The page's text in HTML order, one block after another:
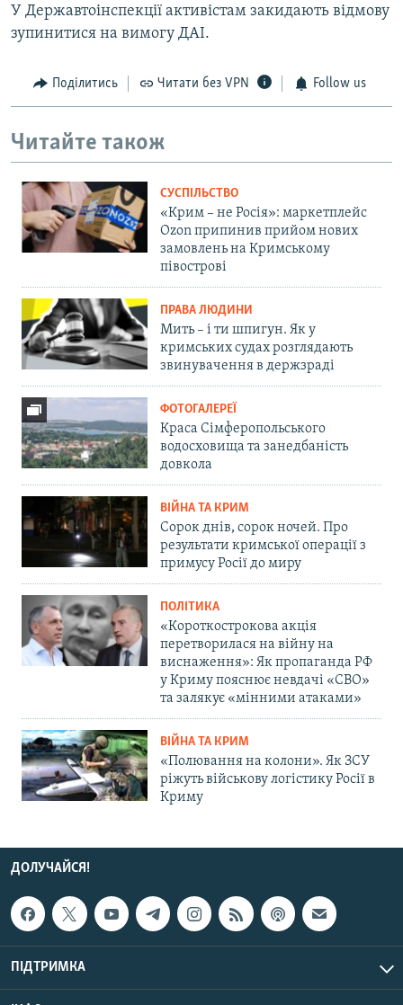
У Державтоінспекції активістам закидають відмову
зупинитися на вимогу ДАІ.
Поділитись Читати без VPN Follow us
Читайте також
СУСПІЛЬСТВО
«Крим – не Росія»: маркетплейс
Ozon припинив прийом нових
замовлень на Кримському
півострові
ПРАВА ЛЮДИНИ
Мить – і ти шпигун. Як у
кримських судах розглядають
звинувачення в держзраді
ФОТОГАЛЕРЕЇ
Краса Сімферопольського
водосховища та занедбаність
довкола
ВІЙНА ТА КРИМ
Сорок днів, сорок ночей. Про
результати кримської операції з
примусу Росії до миру
ПОЛІТИКА
«Короткострокова акція
перетворилася на війну на
виснаження»: Як пропаганда РФ
у Криму пояснює невдачі «СВО»
та залякує «мінними атаками»
ВІЙНА ТА КРИМ
«Полювання на колони». Як ЗСУ
ріжуть військову логістику Росії в
Криму
ДОЛУЧАЙСЯ!
ПІДТРИМКА